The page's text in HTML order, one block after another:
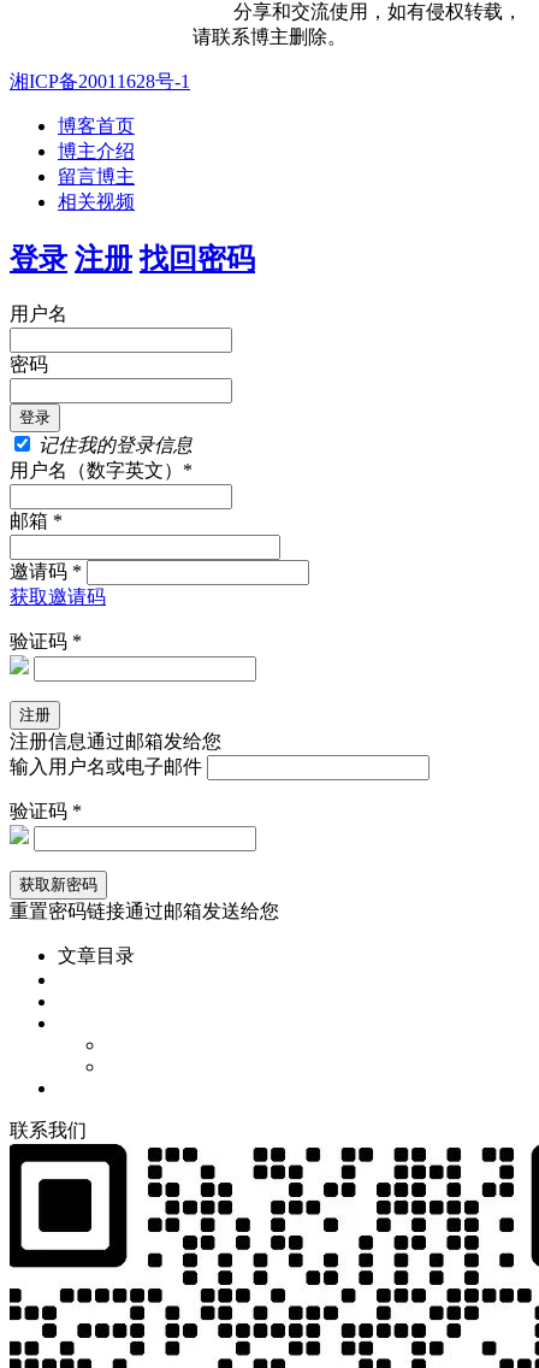
分享和交流使用，如有侵权转载，
请联系博主删除。
湘ICP备20011628号-1
博客首页
博主介绍
留言博主
相关视频
登录 注册 找回密码
用户名
密码
记住我的登录信息
用户名（数字英文）*
邮箱 *
邀请码 *
获取邀请码
验证码 *
注册信息通过邮箱发给您
输入用户名或电子邮件
验证码 *
重置密码链接通过邮箱发送给您
文章目录
联系我们